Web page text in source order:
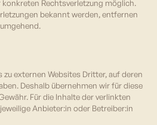
Rechtsverletzung möglich.
bekannt werden, entfernen
externen Websites Dritter, auf deren
Deshalb übernehmen wir für diese
Für die Inhalte der verlinkten
Anbieter:in oder Betreiber:in